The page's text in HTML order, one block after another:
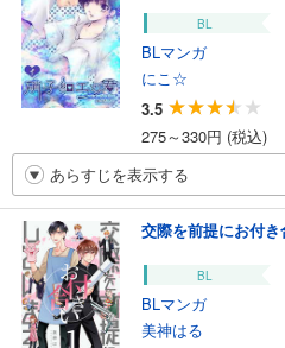
BL
BLマンガ
にこ☆
3.5
275～330円 (税込)
あらすじを表示する
交際を前提にお付き
BL
BLマンガ
美神はる